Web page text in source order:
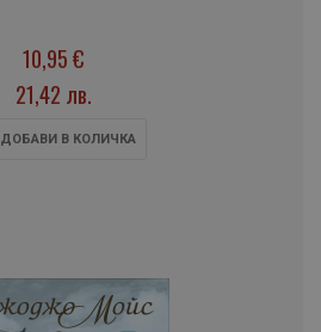
10,95 €
21,42 лв.
ДОБАВИ В КОЛИЧКА